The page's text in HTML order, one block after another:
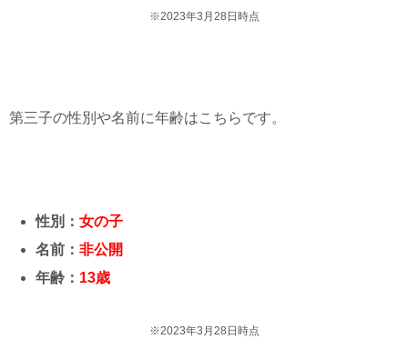
※2023年3月28日時点
第三子の性別や名前に年齢はこちらです。
性別：女の子
名前：非公開
年齢： 13歳
※2023年3月28日時点